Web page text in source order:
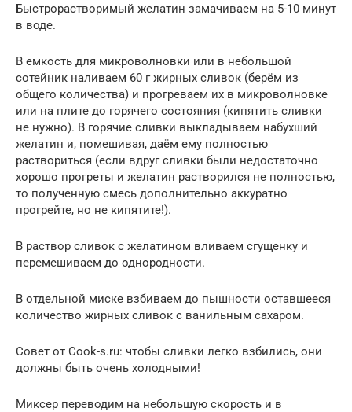
Быстрорастворимый желатин замачиваем на 5-10 минут
в воде.
В емкость для микроволновки или в небольшой
сотейник наливаем 60 г жирных сливок (берём из
общего количества) и прогреваем их в микроволновке
или на плите до горячего состояния (кипятить сливки
не нужно). В горячие сливки выкладываем набухший
желатин и, помешивая, даём ему полностью
раствориться (если вдруг сливки были недостаточно
хорошо прогреты и желатин растворился не полностью,
то полученную смесь дополнительно аккуратно
прогрейте, но не кипятите!).
В раствор сливок с желатином вливаем сгущенку и
перемешиваем до однородности.
В отдельной миске взбиваем до пышности оставшееся
количество жирных сливок с ванильным сахаром.
Совет от Cook-s.ru: чтобы сливки легко взбились, они
должны быть очень холодными!
Миксер переводим на небольшую скорость и в